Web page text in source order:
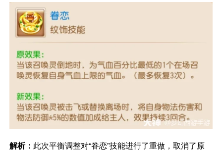
解析： 此次平衡调整对“眷恋”技能进行了重做，取消了原